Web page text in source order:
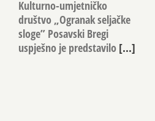
Kulturno-umjetničko
društvo „Ogranak seljačke
sloge” Posavski Bregi
uspješno je predstavilo[...]